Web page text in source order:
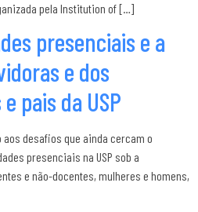
pela Institution of […]
presenciais e a
e dos
pais da USP
aos desafios que ainda cercam o
presenciais na USP sob a
e não-docentes, mulheres e homens,